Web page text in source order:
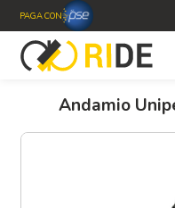
PAGA CON
Andamio